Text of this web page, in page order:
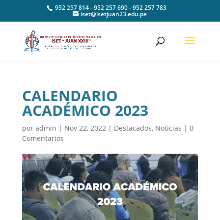
952 257 814 - 952 257 690 - 952 257 783
iset@isetjuan23.edu.pe
CALENDARIO
ACADÉMICO 2023
por admin | Nov 22, 2022| Destacados, Noticias | 0
Comentarios